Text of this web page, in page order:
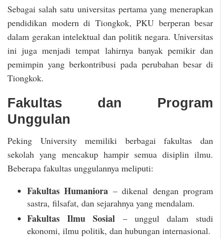
Sebagai salah satu universitas pertama yang menerapkan
pendidikan modern di Tiongkok, PKU berperan besar
dalam gerakan intelektual dan politik negara. Universitas
ini juga menjadi tempat lahirnya banyak pemikir dan
pemimpin yang berkontribusi pada perubahan besar di
Tiongkok.
Fakultas dan Program
Unggulan
Peking University memiliki berbagai fakultas dan
sekolah yang mencakup hampir semua disiplin ilmu.
Beberapa fakultas unggulannya meliputi:
Fakultas Humaniora – dikenal dengan program
sastra, filsafat, dan sejarahnya yang mendalam.
Fakultas Ilmu Sosial – unggul dalam studi
ekonomi, ilmu politik, dan hubungan internasional.